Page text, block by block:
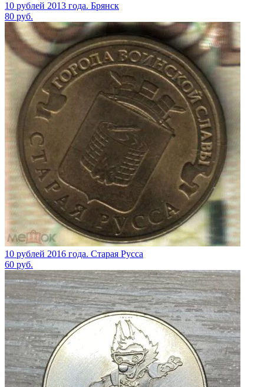
10 рублей 2013 года. Брянск
80 руб.
10 рублей 2016 года. Старая Русса
60 руб.